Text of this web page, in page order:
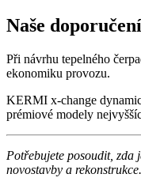
Naše doporučení
Při návrhu tepelného
ekonomiku provozu.
KERMI x-change
prémiové modely
Potřebujete posoudit, zda
novostavby a rekonstrukce.